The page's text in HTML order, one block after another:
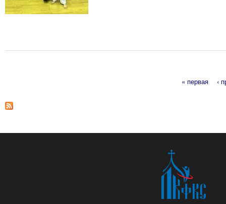
Страницы
« первая ‹